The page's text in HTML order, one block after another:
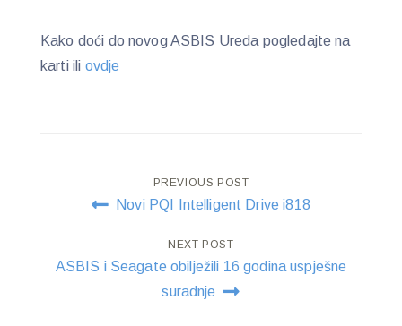
Kako doći do novog ASBIS Ureda pogledajte na
karti ili ovdje
Post
navigation
PREVIOUS POST
Novi PQI Intelligent Drive i818
NEXT POST
ASBIS i Seagate obilježili 16 godina uspješne
suradnje